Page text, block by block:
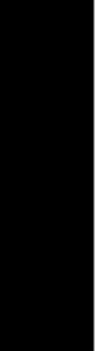
luna
la luna?
subtítulos que
o contratar un